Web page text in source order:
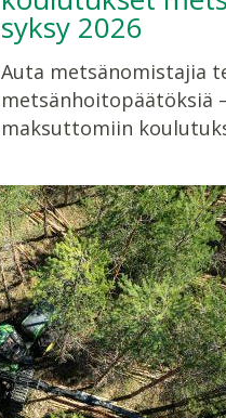
syksy 2026
Auta metsänomistajia
metsänhoitopäätöksiä
maksuttomiin